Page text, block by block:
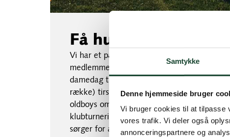
Samtykke
Denne hjemmeside bruger
Vi bruger cookies til at tilpasse
vores trafik. Vi deler også
annonceringspartnere og
Få hurtigt nye
Vi har et passende antal klubber i klubben,
medlemmer at kende. Der er faste,
damedag tirsdag formiddag,
række) tirsdag eftermiddag, juniorer
oldboys om fredagen, osv. Og der er et
klubturneringer sæsonen igennem, hvor
sørger for at sætte holdene, så nye